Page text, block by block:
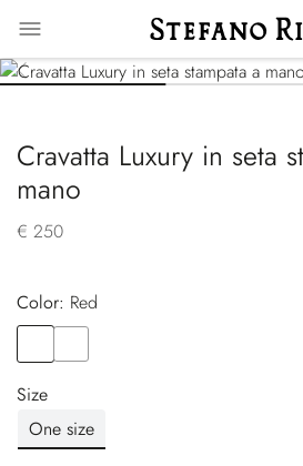
Cravatta Luxury in seta
mano
€ 250
Color:
red
Size
One size